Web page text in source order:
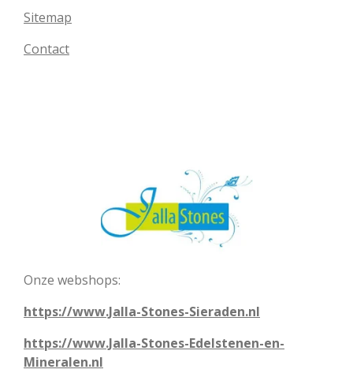
Sitemap
Contact
Onze webshops:
https://www.Jalla-Stones-Sieraden.nl
https://www.Jalla-Stones-Edelstenen-en-
Mineralen.nl